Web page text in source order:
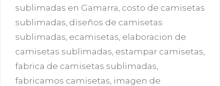
sublimadas en Gamarra costo de camisetas
sublimadas diseños de camisetas
sublimadas ecamisetas elaboracion de
camisetas sublimadas estampar camisetas
fabrica de camisetas sublimadas
fabricamos camisetas imagen de